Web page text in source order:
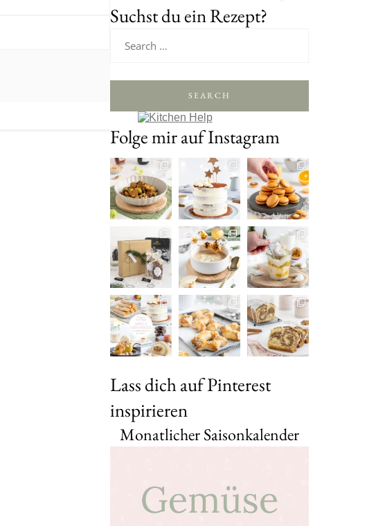
Suchst du ein Rezept?
SEARCH
Folge mir auf Instagram
Lass dich auf Pinterest
inspirieren
Monatlicher Saisonkalender